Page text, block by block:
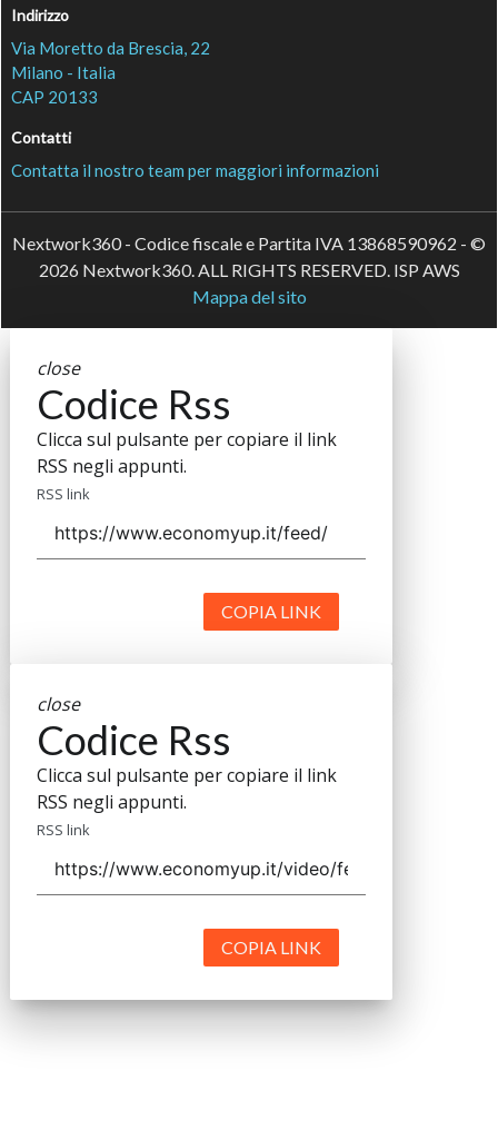
Indirizzo
Via Moretto da Brescia, 22
Milano - Italia
CAP 20133
Contatti
Contatta il nostro team per maggiori informazioni
Nextwork360 - Codice fiscale e Partita IVA 13868590962 - ©
2026 Nextwork360. ALL RIGHTS RESERVED. ISP AWS
Mappa del sito
close
Codice Rss
Clicca sul pulsante per copiare il link
RSS negli appunti.
RSS link
COPIA LINK
close
Codice Rss
Clicca sul pulsante per copiare il link
RSS negli appunti.
RSS link
COPIA LINK